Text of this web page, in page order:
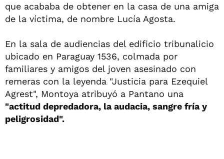
que acababa de obtener en la casa de una amiga
de la víctima, de nombre Lucía Agosta.
En la sala de audiencias del edificio tribunalicio
ubicado en Paraguay 1536, colmada por
familiares y amigos del joven asesinado con
remeras con la leyenda "Justicia para Ezequiel
Agrest", Montoya atribuyó a Pantano una
"actitud depredadora, la audacia, sangre fría y
peligrosidad".